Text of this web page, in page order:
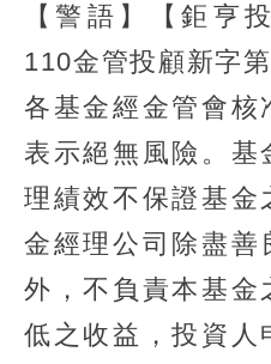
【警語】【鉅亨
110金管投顧新字
各基金經金管會核
表示絕無風險。基
理績效不保證基金
金經理公司除盡善
外，不負責本基金
低之收益，投資人